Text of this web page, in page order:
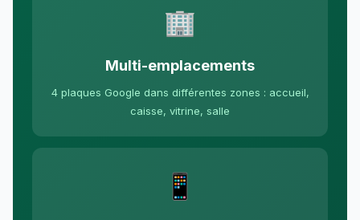
🏢
Multi-emplacements
4 plaques Google dans différentes zones : accueil,
caisse, vitrine, salle
📱